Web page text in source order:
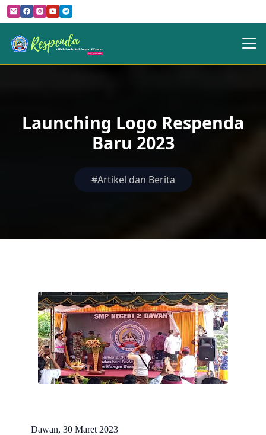
Launching Logo Respenda
Baru 2023
#Artikel dan Berita
Dawan, 30 Maret 2023